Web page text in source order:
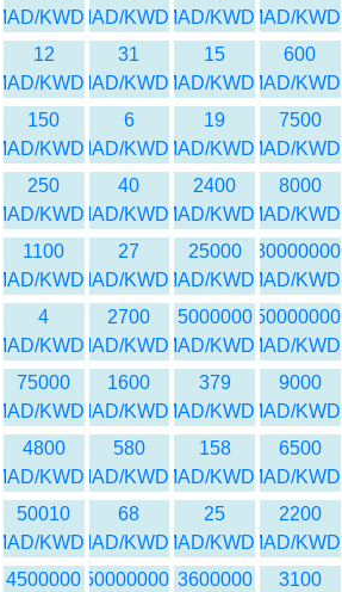
MAD/KWD
MAD/KWD
MAD/KWD
MAD/KWD
600
MAD/KWD
15
MAD/KWD
31
MAD/KWD
12
MAD/KWD
7500
MAD/KWD
19
MAD/KWD
6
MAD/KWD
150
MAD/KWD
8000
MAD/KWD
2400
MAD/KWD
40
MAD/KWD
250
MAD/KWD
30000000
MAD/KWD
25000
MAD/KWD
27
MAD/KWD
1100
MAD/KWD
50000000
MAD/KWD
5000000
MAD/KWD
2700
MAD/KWD
4
MAD/KWD
9000
MAD/KWD
379
MAD/KWD
1600
MAD/KWD
75000
MAD/KWD
6500
MAD/KWD
158
MAD/KWD
580
MAD/KWD
4800
MAD/KWD
2200
MAD/KWD
25
MAD/KWD
68
MAD/KWD
50010
MAD/KWD
3100
3600000
450000000
4500000